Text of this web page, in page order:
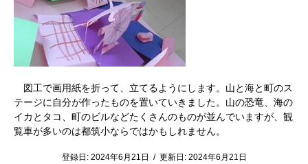
図工で画用紙を折って、立てるようにします。山と海と町のス
テージに自分が作ったものを置いていきました。山の恐竜、海の
イカとタコ、町のビルなどたくさんのものが並んでいますが、観
覧車が多いのは都筑小ならではかもしれません。
登録日: 2024年6月21日 / 更新日: 2024年6月21日